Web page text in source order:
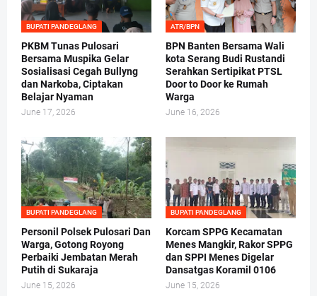
BUPATI PANDEGLANG
PKBM Tunas Pulosari
Bersama Muspika Gelar
Sosialisasi Cegah Bullyng
dan Narkoba, Ciptakan
Belajar Nyaman
June 17, 2026
ATR/BPN
BPN Banten Bersama Wali
kota Serang Budi Rustandi
Serahkan Sertipikat PTSL
Door to Door ke Rumah
Warga
June 16, 2026
BUPATI PANDEGLANG
Personil Polsek Pulosari Dan
Warga, Gotong Royong
Perbaiki Jembatan Merah
Putih di Sukaraja
June 15, 2026
BUPATI PANDEGLANG
Korcam SPPG Kecamatan
Menes Mangkir, Rakor SPPG
dan SPPI Menes Digelar
Dansatgas Koramil 0106
June 15, 2026